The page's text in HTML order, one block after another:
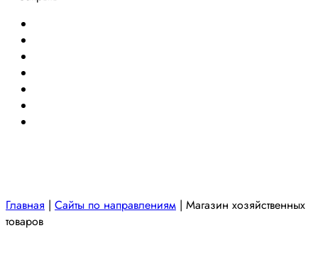
Главная | Сайты по направлениям | Магазин хозяйственных
товаров